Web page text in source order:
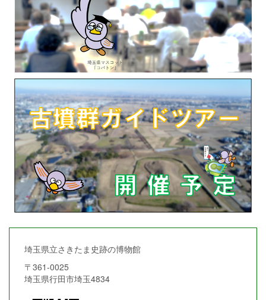
埼玉県立さきたま史跡の博物館
〒361-0025
埼玉県行田市埼玉4834